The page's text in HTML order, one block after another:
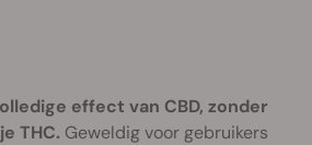
effect van CBD, zonder
THC. Geweldig voor gebruikers